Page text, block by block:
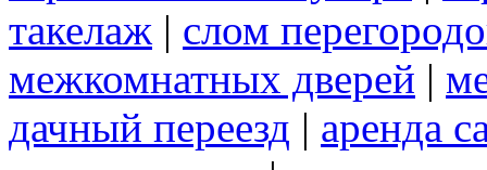
такелаж | слом
межкомнатных дверей |
дачный переезд | аренда